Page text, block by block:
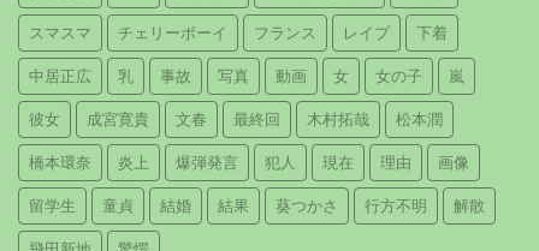
スマスマ チェリーボーイ フランス レイプ 下着
中居正広 乳 事故 写真 動画 女 女の子 嵐
彼女 成宮寛貴 文春 最終回 木村拓哉 松本潤
橋本環奈 炎上 爆弾発言 犯人 現在 理由 画像
留学生 童貞 結婚 結果 葵つかさ 行方不明 解散